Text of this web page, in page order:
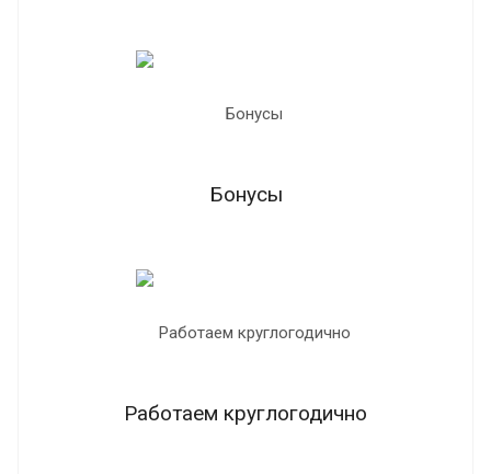
Бонусы
Работаем круглогодично